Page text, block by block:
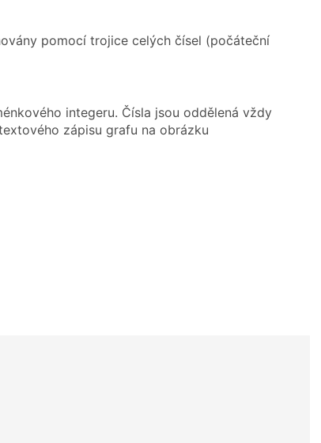
pomocí trojice celých čísel (počáteční
integeru. Čísla jsou oddělená vždy
zápisu grafu na obrázku